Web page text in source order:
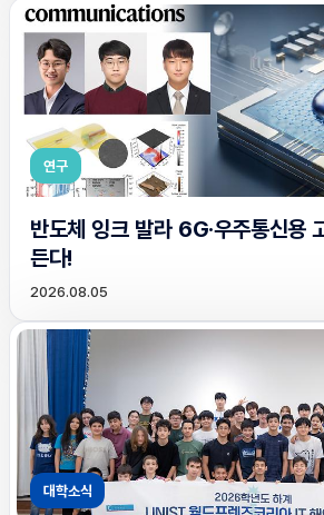
연구
반도체 잉크 발라 6G·우주통신용
든다!
2026.08.05
대학소식